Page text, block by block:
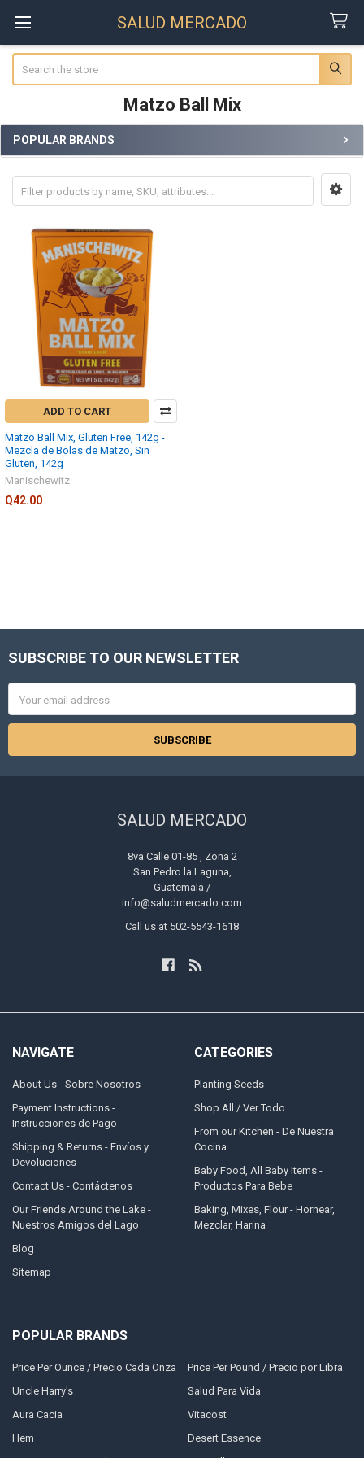
SALUD MERCADO
Matzo Ball Mix
Sidebar
POPULAR BRANDS
ADD TO CART
Matzo Ball Mix, Gluten Free, 142g -
Mezcla de Bolas de Matzo, Sin
Gluten, 142g
Manischewitz
Q42.00
Footer
SUBSCRIBE TO OUR NEWSLETTER
Address
SALUD MERCADO
8va Calle 01-85 , Zona 2
San Pedro la Laguna,
Guatemala /
info@saludmercado.com
Call us at 502-5543-1618
NAVIGATE
About Us - Sobre Nosotros
Payment Instructions -
Instrucciones de Pago
Shipping & Returns - Envíos y
Devoluciones
Contact Us - Contáctenos
Our Friends Around the Lake -
Nuestros Amigos del Lago
Blog
Sitemap
CATEGORIES
Planting Seeds
Shop All / Ver Todo
From our Kitchen - De Nuestra
Cocina
Baby Food, All Baby Items -
Productos Para Bebe
Baking, Mixes, Flour - Hornear,
Mezclar, Harina
POPULAR BRANDS
Price Per Ounce / Precio Cada Onza
Uncle Harry's
Aura Cacia
Hem
Price Per Pound / Precio por Libra
Salud Para Vida
Vitacost
Desert Essence